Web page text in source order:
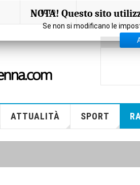
FOTO
NOTA! Questo sito
Se non si modificano le
ATTUALITÀ SPORT